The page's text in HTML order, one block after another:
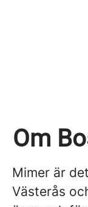
Om
Mimer är
Västerås